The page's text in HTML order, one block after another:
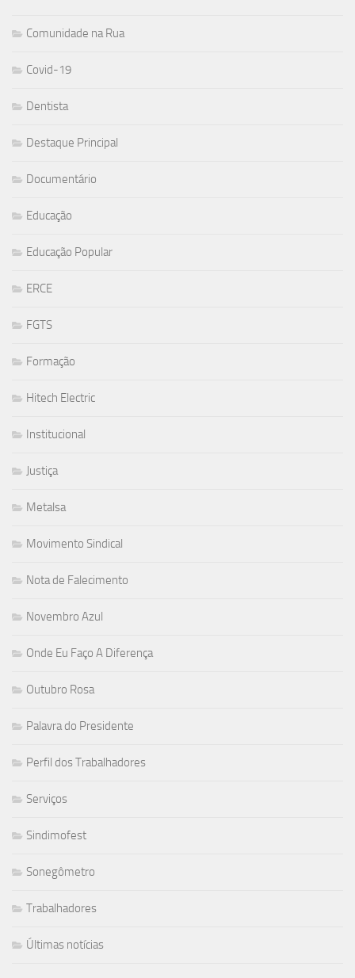
Comunidade na Rua
Covid-19
Dentista
Destaque Principal
Documentário
Educação
Educação Popular
ERCE
FGTS
Formação
Hitech Electric
Institucional
Justiça
Metalsa
Movimento Sindical
Nota de Falecimento
Novembro Azul
Onde Eu Faço A Diferença
Outubro Rosa
Palavra do Presidente
Perfil dos Trabalhadores
Serviços
Sindimofest
Sonegômetro
Trabalhadores
Últimas notícias